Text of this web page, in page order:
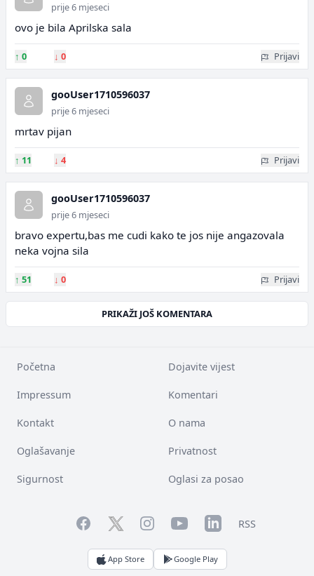
prije 6 mjeseci
ovo je bila Aprilska sala
↑ 0 ↓ 0 Prijavi
gooUser1710596037
prije 6 mjeseci
mrtav pijan
↑ 11 ↓ 4 Prijavi
gooUser1710596037
prije 6 mjeseci
bravo expertu,bas me cudi kako te jos nije angazovala
neka vojna sila
↑ 51 ↓ 0 Prijavi
PRIKAŽI JOŠ KOMENTARA
Početna Dojavite vijest
Impressum Komentari
Kontakt O nama
Oglašavanje Privatnost
Sigurnost Oglasi za posao
FacebookTwitterInstagramYouTubeLinkedInRSS
App Store Google Play